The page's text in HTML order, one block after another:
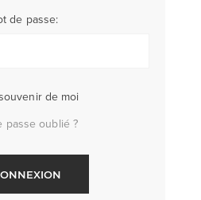
de passe:
de moi
passe oublié ?